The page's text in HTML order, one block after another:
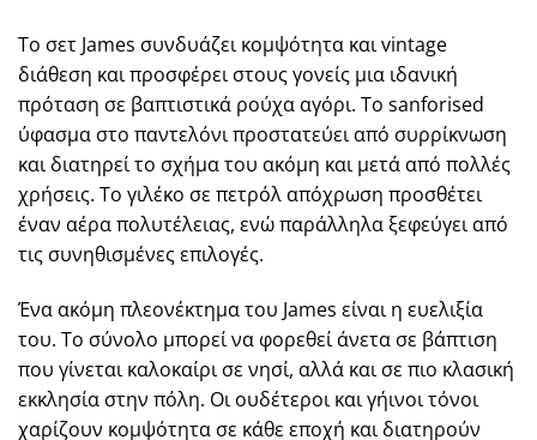
Το σετ James συνδυάζει κομψότητα και vintage
διάθεση και προσφέρει στους γονείς μια ιδανική
πρόταση σε βαπτιστικά ρούχα αγόρι. Το sanforised
ύφασμα στο παντελόνι προστατεύει από συρρίκνωση
και διατηρεί το σχήμα του ακόμη και μετά από πολλές
χρήσεις. Το γιλέκο σε πετρόλ απόχρωση προσθέτει
έναν αέρα πολυτέλειας, ενώ παράλληλα ξεφεύγει από
τις συνηθισμένες επιλογές.
Ένα ακόμη πλεονέκτημα του James είναι η ευελιξία
του. Το σύνολο μπορεί να φορεθεί άνετα σε βάπτιση
που γίνεται καλοκαίρι σε νησί, αλλά και σε πιο κλασική
εκκλησία στην πόλη. Οι ουδέτεροι και γήινοι τόνοι
χαρίζουν κομψότητα σε κάθε εποχή και διατηρούν